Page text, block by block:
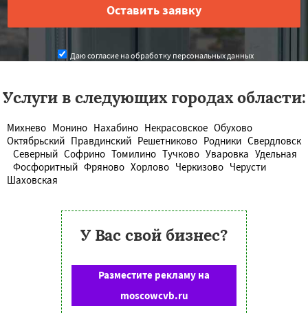
Даю согласие на обработку персональных данных
Услуги в следующих городах области:
Михнево Монино Нахабино Некрасовское Обухово
Октябрьский Правдинский Решетниково Родники Свердловск
Северный Софрино Томилино Тучково Уваровка Удельная
Фосфоритный Фряново Хорлово Черкизово Черусти
Шаховская
У Вас свой бизнес?
Разместите рекламу на
moscowcvb.ru